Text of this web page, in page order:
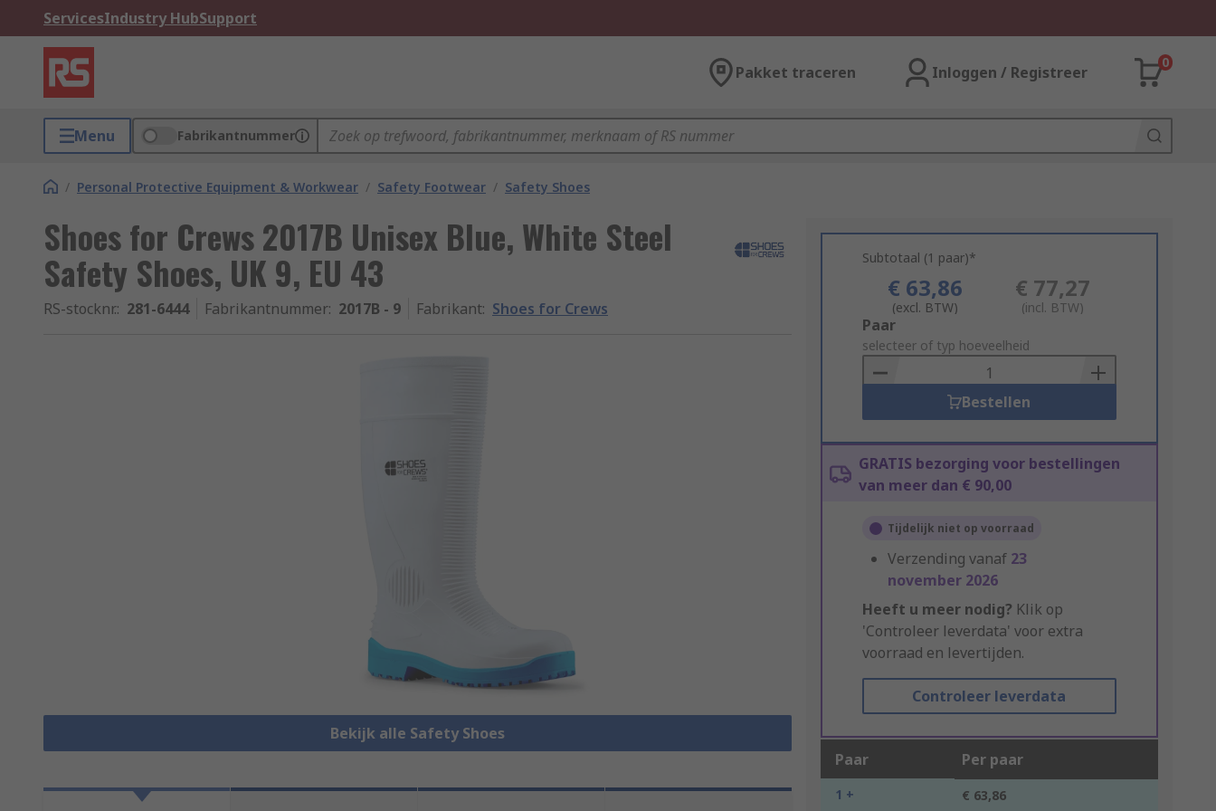
ServicesIndustry HubSupport
Pakket traceren Inloggen / Registreer
0
Menu Fabrikantnummer
/ Personal Protective Equipment & Workwear / Safety Footwear / Safety Shoes
Shoes for Crews 2017B Unisex Blue, White Steel
Safety Shoes, UK 9, EU 43
RS-stocknr.: 281-6444 Fabrikantnummer: 2017B - 9 Fabrikant: Shoes for Crews
Bekijk alle Safety Shoes
Subtotaal (1 paar)*
€ 63,86
(excl. BTW)
€ 77,27
(incl. BTW)
Add
to
Basket
Paar
selecteer of typ hoeveelheid
Bestellen
GRATIS bezorging voor bestellingen
van meer dan € 90,00
Tijdelijk niet op voorraad
Verzending vanaf 23
november 2026
Heeft u meer nodig? Klik op
'Controleer leverdata' voor extra
voorraad en levertijden.
Controleer leverdata
Paar Per paar
1 + € 63,86